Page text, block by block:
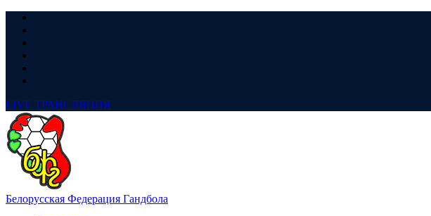
LIVE ТРАНСЛЯЦИЯ
Белорусская Федерация Гандбола